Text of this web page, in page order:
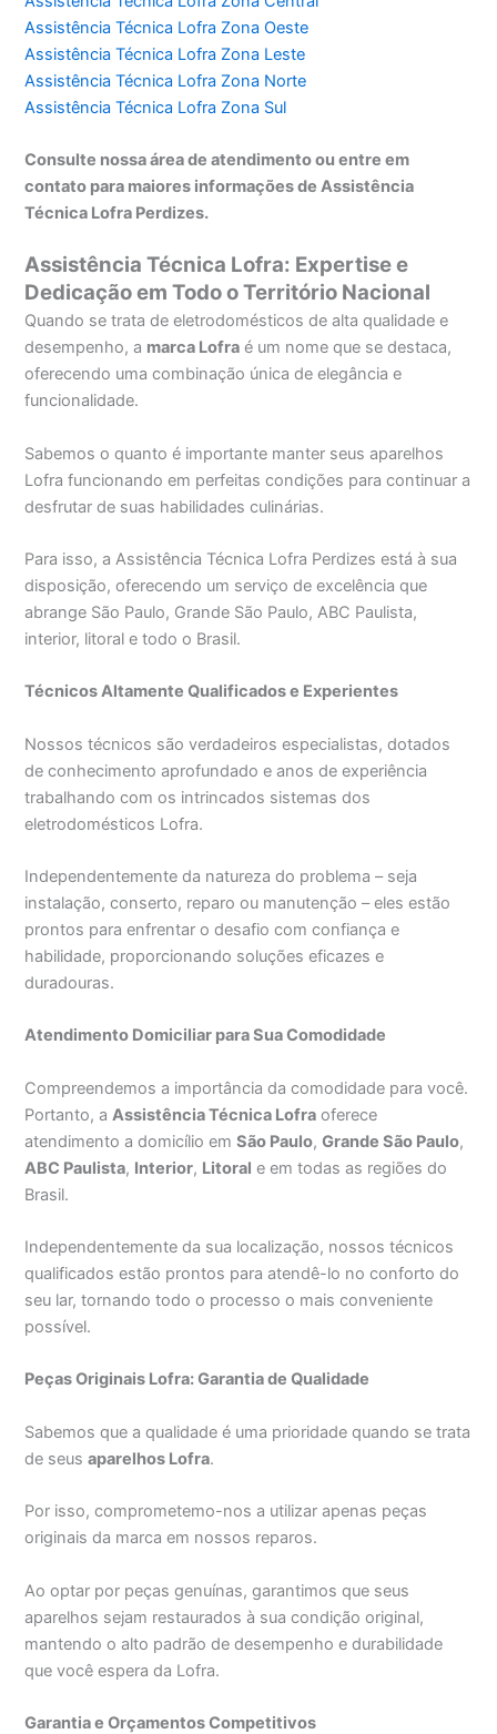
Assistência Técnica Lofra Zona Oeste
Assistência Técnica Lofra Zona Leste
Assistência Técnica Lofra Zona Norte
Assistência Técnica Lofra Zona Sul
Consulte nossa área de atendimento ou entre em
contato para maiores informações de Assistência
Técnica Lofra Perdizes.
Assistência Técnica Lofra: Expertise e
Dedicação em Todo o Território Nacional
Quando se trata de eletrodomésticos de alta qualidade e
desempenho, a marca Lofra é um nome que se destaca,
oferecendo uma combinação única de elegância e
funcionalidade.
Sabemos o quanto é importante manter seus aparelhos
Lofra funcionando em perfeitas condições para continuar a
desfrutar de suas habilidades culinárias.
Para isso, a Assistência Técnica Lofra Perdizes está à sua
disposição, oferecendo um serviço de excelência que
abrange São Paulo, Grande São Paulo, ABC Paulista,
interior, litoral e todo o Brasil.
Técnicos Altamente Qualificados e Experientes
Nossos técnicos são verdadeiros especialistas, dotados
de conhecimento aprofundado e anos de experiência
trabalhando com os intrincados sistemas dos
eletrodomésticos Lofra.
Independentemente da natureza do problema – seja
instalação, conserto, reparo ou manutenção – eles estão
prontos para enfrentar o desafio com confiança e
habilidade, proporcionando soluções eficazes e
duradouras.
Atendimento Domiciliar para Sua Comodidade
Compreendemos a importância da comodidade para você.
Portanto, aAssistência Técnica Lofra oferece
atendimento a domicílio emSão Paulo,Grande São Paulo,
ABC Paulista, Interior, Litoral e em todas as regiões do
Brasil.
Independentemente da sua localização, nossos técnicos
qualificados estão prontos para atendê-lo no conforto do
seu lar, tornando todo o processo o mais conveniente
possível.
Peças Originais Lofra: Garantia de Qualidade
Sabemos que a qualidade é uma prioridade quando se trata
de seusaparelhos Lofra.
Por isso, comprometemo-nos a utilizar apenas peças
originais da marca em nossos reparos.
Ao optar por peças genuínas, garantimos que seus
aparelhos sejam restaurados à sua condição original,
mantendo o alto padrão de desempenho e durabilidade
que você espera da Lofra.
Garantia e Orçamentos Competitivos